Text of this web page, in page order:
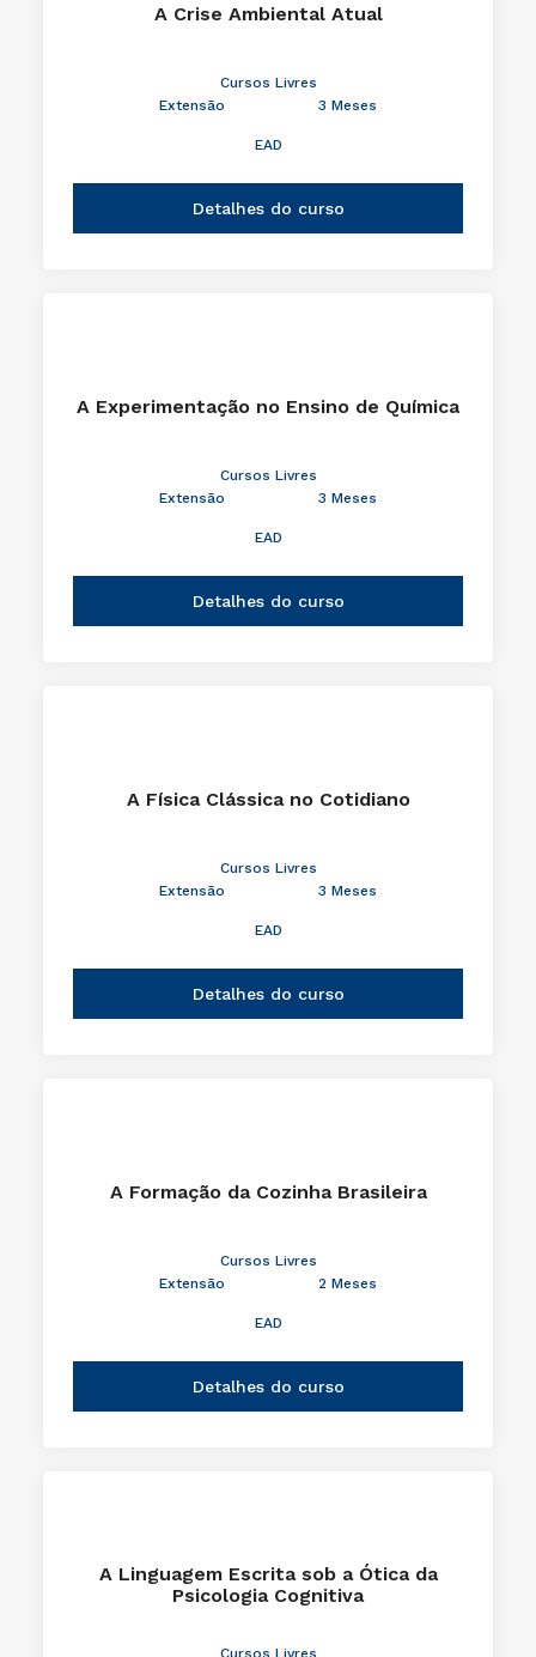
A Crise Ambiental Atual
Cursos Livres
Extensão
3 Meses
EAD
Detalhes do curso
A Experimentação no Ensino de Química
Cursos Livres
Extensão
3 Meses
EAD
Detalhes do curso
A Física Clássica no Cotidiano
Cursos Livres
Extensão
3 Meses
EAD
Detalhes do curso
A Formação da Cozinha Brasileira
Cursos Livres
Extensão
2 Meses
EAD
Detalhes do curso
A Linguagem Escrita sob a Ótica da
Psicologia Cognitiva
Cursos Livres